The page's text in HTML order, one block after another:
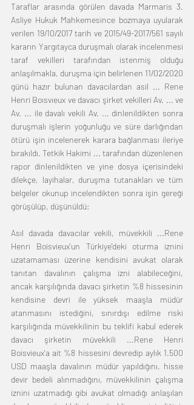
Taraflar arasında görülen davada Marmaris 3.
Asliye Hukuk Mahkemesince bozmaya uyularak
verilen 19/10/2017 tarih ve 2015/49-2017/561 sayılı
kararın Yargıtayca duruşmalı olarak incelenmesi
taraf vekilleri tarafından istenmiş olduğu
anlaşılmakla, duruşma için belirlenen 11/02/2020
günü hazır bulunan davacılardan asil ... Rene
Henri Boısvıeux ve davacı şirket vekilleri Av. ... ve
Av. ... ile davalı vekili Av. ... dinlenildikten sonra
duruşmalı işlerin yoğunluğu ve süre darlığından
ötürü işin incelenerek karara bağlanması ileriye
bırakıldı. Tetkik Hakimi ... tarafından düzenlenen
rapor dinlenildikten ve yine dosya içerisindeki
dilekçe, layihalar, duruşma tutanakları ve tüm
belgeler okunup incelendikten sonra işin gereği
görüşülüp, düşünüldü:
Asıl davada davacılar vekili, müvekkili ...Rene
Henri Boisvieux'un Türkiye'deki oturma iznini
uzatamaması üzerine kendisini avukat olarak
tanıtan davalının çalışma izni alabileceğini,
ancak karşılığında davacı şirketin %8 hissesinin
kendisine devri ile yüksek maaşla müdür
atanmasını istediğini, sınırdışı edilme riski
karşılığında müvekkilinin bu teklifi kabul ederek
davacı şirketin müvekkili ...Rene Henri
Boisvieux'a ait %8 hissesini devredip aylık 1.500
USD maaşla davalının müdür yapıldığını, hisse
devir bedeli alınmadığını, müvekkilinin çalışma
iznini uzatmadığı gibi avukat olmadığı anlaşılan